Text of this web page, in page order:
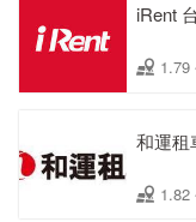
iRent
1.79
和運租
1.82